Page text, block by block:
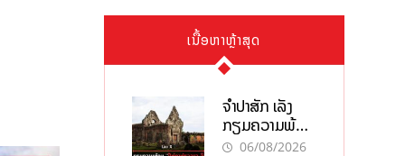
ເນື້ອຫາຫຼ້າສຸດ
ຈຳປາສັກ ເລັ່ງ
ກຽມຄວາມພ້ອມ
“ປີທ່ອງທ່ຽວ
06/08/2026